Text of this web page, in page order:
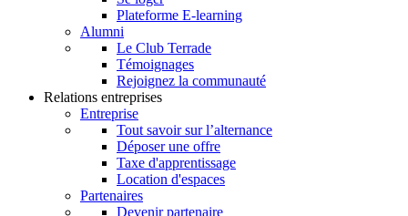
Plateforme E-learning
Alumni
Le Club Terrade
Témoignages
Rejoignez la communauté
Relations entreprises
Entreprise
Tout savoir sur l’alternance
Déposer une offre
Taxe d'apprentissage
Location d'espaces
Partenaires
Devenir partenaire